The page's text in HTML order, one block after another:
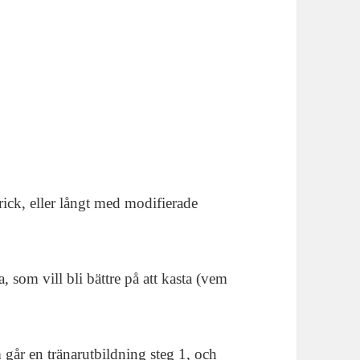
eller långt med modifierade
som vill bli bättre på att kasta (vem
en tränarutbildning steg 1, och